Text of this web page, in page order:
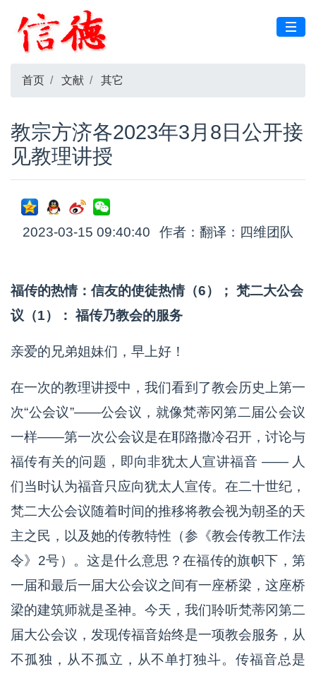
首页 文献 其它
教宗方济各2023年3月8日公开接
见教理讲授
2023-03-15 09:40:40 作者：翻译：四维团队
福传的热情：信友的使徒热情（6）； 梵二大公会
议（1）： 福传乃教会的服务
亲爱的兄弟姐妹们，早上好！
在一次的教理讲授中，我们看到了教会历史上第一
次“公会议”——公会议，就像梵蒂冈第二届公会议
一样——第一次公会议是在耶路撒冷召开，讨论与
福传有关的问题，即向非犹太人宣讲福音 —— 人
们当时认为福音只应向犹太人宣传。在二十世纪，
梵二大公会议随着时间的推移将教会视为朝圣的天
主之民，以及她的传教特性（参《教会传教工作法
令》2号）。这是什么意思？在福传的旗帜下，第
一届和最后一届大公会议之间有一座桥梁，这座桥
梁的建筑师就是圣神。今天，我们聆听梵蒂冈第二
届大公会议，发现传福音始终是一项教会服务，从
不孤独，从不孤立，从不单打独斗。传福音总是